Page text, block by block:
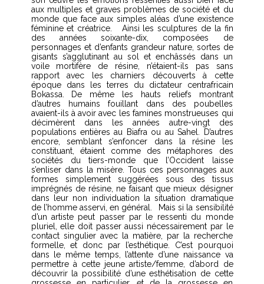
aux multiples et graves problèmes de société et du
monde que face aux simples aléas d’une existence
féminine et créatrice.
Ainsi les sculptures de la fin
des années soixante-dix, composées de
personnages et d’enfants grandeur nature, sortes de
gisants s’agglutinant au sol et enchâssés dans un
voile mortifère de résine, n’étaient-ils pas sans
rapport avec les charniers découverts à cette
époque dans les terres du dictateur centrafricain
Bokassa. De même les hauts reliefs montrant
d’autres humains fouillant dans des poubelles
avaient-ils à avoir avec les famines monstrueuses qui
décimèrent dans les années autre-vingt des
populations entières au Biafra ou au Sahel. D’autres
encore, semblant s’enfoncer dans la résine les
constituant, étaient comme des métaphores des
sociétés du tiers-monde que l’Occident laisse
s’enliser dans la misère. Tous ces personnages aux
formes simplement suggérées sous des tissus
imprégnés de résine, ne faisant que mieux désigner
dans leur non individuation la situation dramatique
de l’homme asservi, en général.
Mais si la sensibilité
d’un artiste peut passer par le ressenti du monde
pluriel, elle doit passer aussi nécessairement par le
contact singulier avec la matière, par la recherche
formelle, et donc par l’esthétique. C’est pourquoi
dans le même temps, l’attente d’une naissance va
permettre à cette jeune artiste/femme, d’abord de
découvrir la possibilité d’une esthétisation de cette